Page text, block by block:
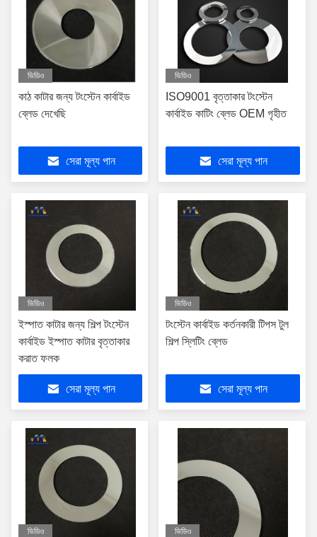
ভিডিও
কাঠ কাটার জন্য টংস্টেন কার্বাইড
ব্লেড দেখেছি
সেরা মূল্য পান
ভিডিও
ISO9001 বৃত্তাকার টংস্টেন
কার্বাইড কাটিং ব্লেড OEM গৃহীত
সেরা মূল্য পান
ভিডিও
ইস্পাত কাটার জন্য শিল্প টংস্টেন
কার্বাইড ইস্পাত কাটার বৃত্তাকার
করাত ফলক
সেরা মূল্য পান
ভিডিও
টংস্টেন কার্বাইড কর্তনকারী টিপস টুল
শিল্প স্লিটিং ব্লেড
সেরা মূল্য পান
ভিডিও ভিডিও